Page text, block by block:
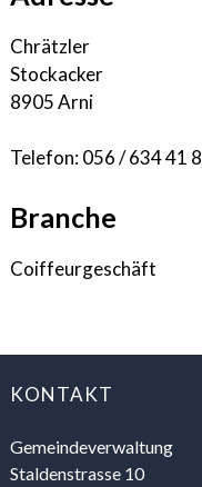
Chrätzler
Stockacker
8905 Arni
Telefon:056 / 634 41
Branche
Coiffeurgeschäft
KONTAKT
Gemeindeverwaltung
Staldenstrasse 10